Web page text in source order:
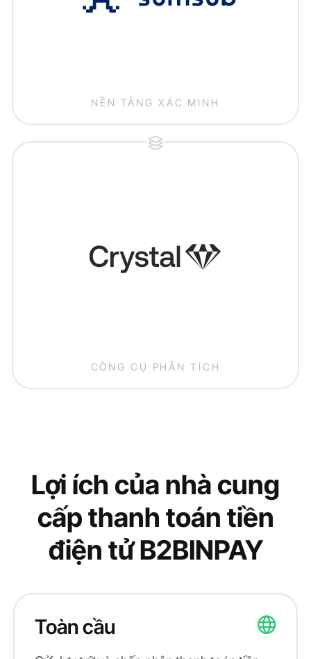
NỀN TẢNG XÁC MINH
CÔNG CỤ PHÂN TÍCH
Lợi ích của nhà cung
cấp thanh toán tiền
điện tử B2BINPAY
Toàn cầu